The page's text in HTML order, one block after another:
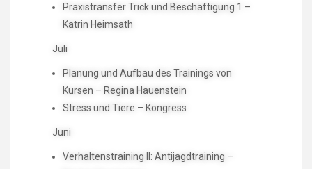
Praxistransfer Trick und Beschäftigung 1 –
Katrin Heimsath
Juli
Planung und Aufbau des Trainings von
Kursen – Regina Hauenstein
Stress und Tiere – Kongress
Juni
Verhaltenstraining II: Antijagdtraining –